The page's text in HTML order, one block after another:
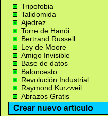
Tripofobia
Talidomida
Ajedrez
Torre de Hanói
Bertrand Russell
Ley de Moore
Amigo Invisible
Base de datos
Baloncesto
Revolución Industrial
Raymond Kurzweil
Abrazos Gratis